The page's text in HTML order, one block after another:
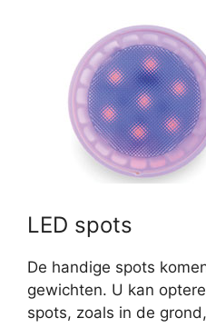
LED spots
De handige spots
gewichten. U kan
spots, zoals in de